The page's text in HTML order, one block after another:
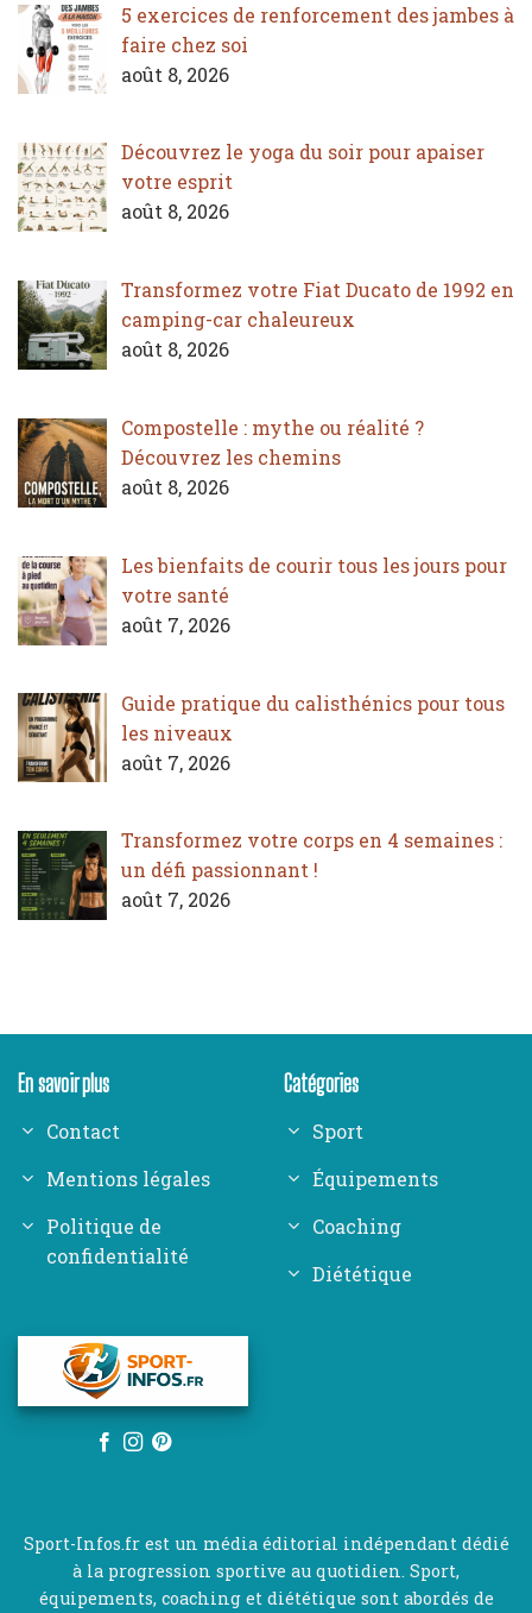
5 exercices de renforcement des jambes à
faire chez soi
août 8, 2026
Découvrez le yoga du soir pour apaiser
votre esprit
août 8, 2026
Transformez votre Fiat Ducato de 1992 en
camping-car chaleureux
août 8, 2026
Compostelle : mythe ou réalité ?
Découvrez les chemins
août 8, 2026
Les bienfaits de courir tous les jours pour
votre santé
août 7, 2026
Guide pratique du calisthénics pour tous
les niveaux
août 7, 2026
Transformez votre corps en 4 semaines :
un défi passionnant !
août 7, 2026
En savoir plus
Contact
Mentions légales
Politique de
confidentialité
Catégories
Sport
Équipements
Coaching
Diététique
Sport-Infos.fr est un média éditorial indépendant dédié
à la progression sportive au quotidien. Sport,
équipements, coaching et diététique sont abordés de